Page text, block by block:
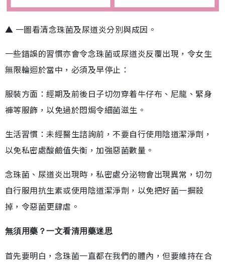
▲ 一圖看清念珠菌及尿道炎分別與成因。
一些錯誤的習慣亦會令念珠菌或尿道炎反覆出現，令女生
無限輪迴於當中，必須及早停止：
服裝方面：經期及前後日子切勿穿着牛仔布、尼龍、緊身
褲等服飾，以免過於悶焗令細菌滋生。
生活習慣：未經醫生諮詢前，不要自行使用陰道潔淨劑，
以免私密處酸鹼值失衡，加強惡菌數量。
念珠菌、尿道炎出現時，私密處分泌物會出現異常，切勿
自行服用抗生素或使用陰道潔淨劑，以免把好菌一摒殺
掉，令惡菌更肆虐。
無須用藥？一文看清用藥迷思
首先要明白，念珠菌一直都在我們的體內，但要維持在合